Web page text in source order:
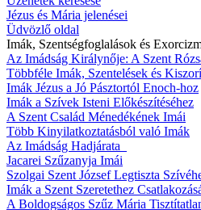
Jézus és Mária jelenései
Üdvözlő oldal
Imák, Szentségfoglalások és
Az Imádság Királynője: A Szent
Többféle Imák, Szentelések és
Imák Jézus a Jó Pásztortól Enoch-hoz
Imák a Szívek Isteni Előkészítéséhez
A Szent Család Ménedékének Imái
Több Kinyilatkoztatásból való Imák
Az Imádság Hadjárata
Jacarei Szűzanyja Imái
Szolgai Szent József Legtiszta
Imák a Szent Szeretethez
A Boldogságos Szűz Mária